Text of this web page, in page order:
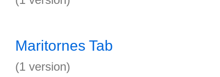
Maritornes Tab
(1 version)